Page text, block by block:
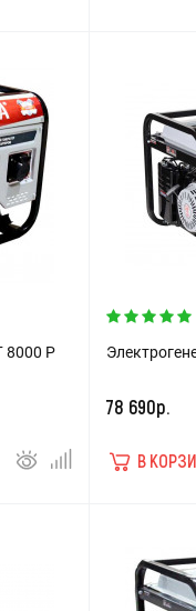
8000 Р
78 690р.
В